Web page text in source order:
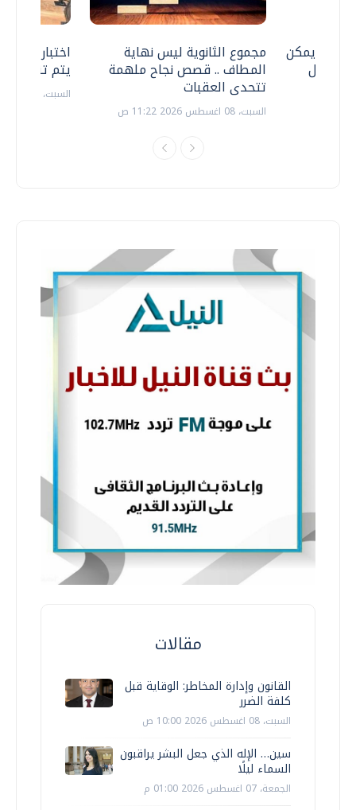
اختبارات
يتم
السبت، 18 يوليو 2026 09:22 ص
مجموع الثانوية ليس نهاية
المطاف .. قصص نجاح ملهمة
تتحدى العقبات
السبت، 08 اغسطس 2026 11:22 ص
.. هل يمكن
نتعامل
مقالات
القانون وإدارة المخاطر: الوقاية قبل
كلفة الضرر
السبت، 08 اغسطس 2026 10:00 ص
سين… الإله الذي جعل البشر يراقبون
السماء ليلًا
الجمعة، 07 اغسطس 2026 01:00 م